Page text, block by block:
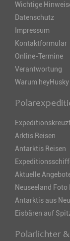
Wichtige
Datenschutz
Impressum
Kontaktformular
Online-Termine
Verantwortung
Warum heyHusky
Arktis Reisen
Antarktis Reisen
Aktuelle
Neuseeland Foto
Antarktis aus
Eisbären auf
Polarlichter